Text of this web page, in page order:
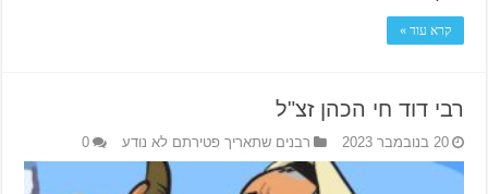
קרא עוד »
רבי דוד חי הכהן זצ"ל
20 בנובמבר 2023 רבנים שתאריך פטירתם לא נודע 0